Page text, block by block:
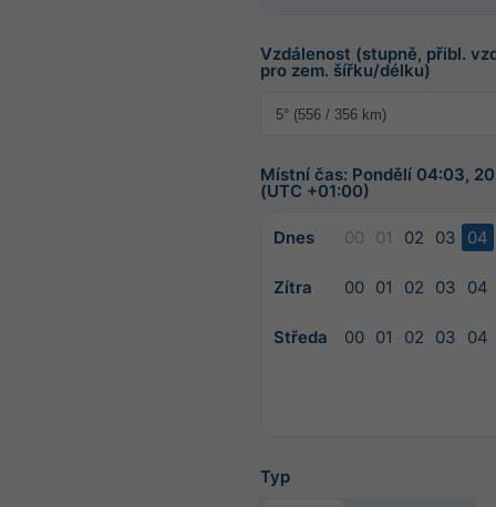
Vzdálenost (stupně, přibl.
pro zem. šířku/délku)
Místní čas: Pondělí 04:03,
(UTC +01:00)
Dnes 00 01 02 03 04
Zítra 00 01 02 03 04
Středa 00 01 02 03 04
Typ